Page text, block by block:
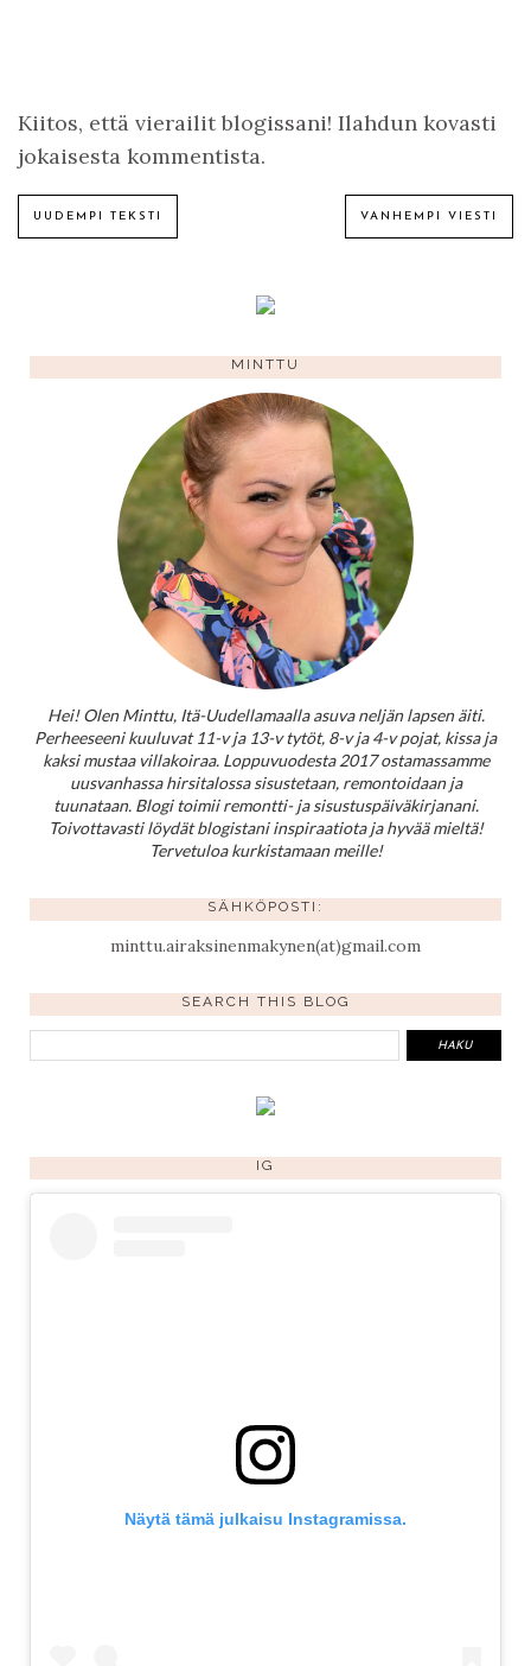
Kiitos, että vierailit blogissani! Ilahdun kovasti
jokaisesta kommentista.
UUDEMPI TEKSTI VANHEMPI VIESTI
MINTTU
Hei! Olen Minttu, Itä-Uudellamaalla asuva neljän lapsen äiti.
Perheeseeni kuuluvat 11-v ja 13-v tytöt, 8-v ja 4-v pojat, kissa ja
kaksi mustaa villakoiraa. Loppuvuodesta 2017 ostamassamme
uusvanhassa hirsitalossa sisustetaan, remontoidaan ja
tuunataan. Blogi toimii remontti- ja sisustuspäiväkirjanani.
Toivottavasti löydät blogistani inspiraatiota ja hyvää mieltä!
Tervetuloa kurkistamaan meille!
SÄHKÖPOSTI:
minttu.airaksinenmakynen(at)gmail.com
SEARCH THIS BLOG
IG
Näytä tämä julkaisu Instagramissa.